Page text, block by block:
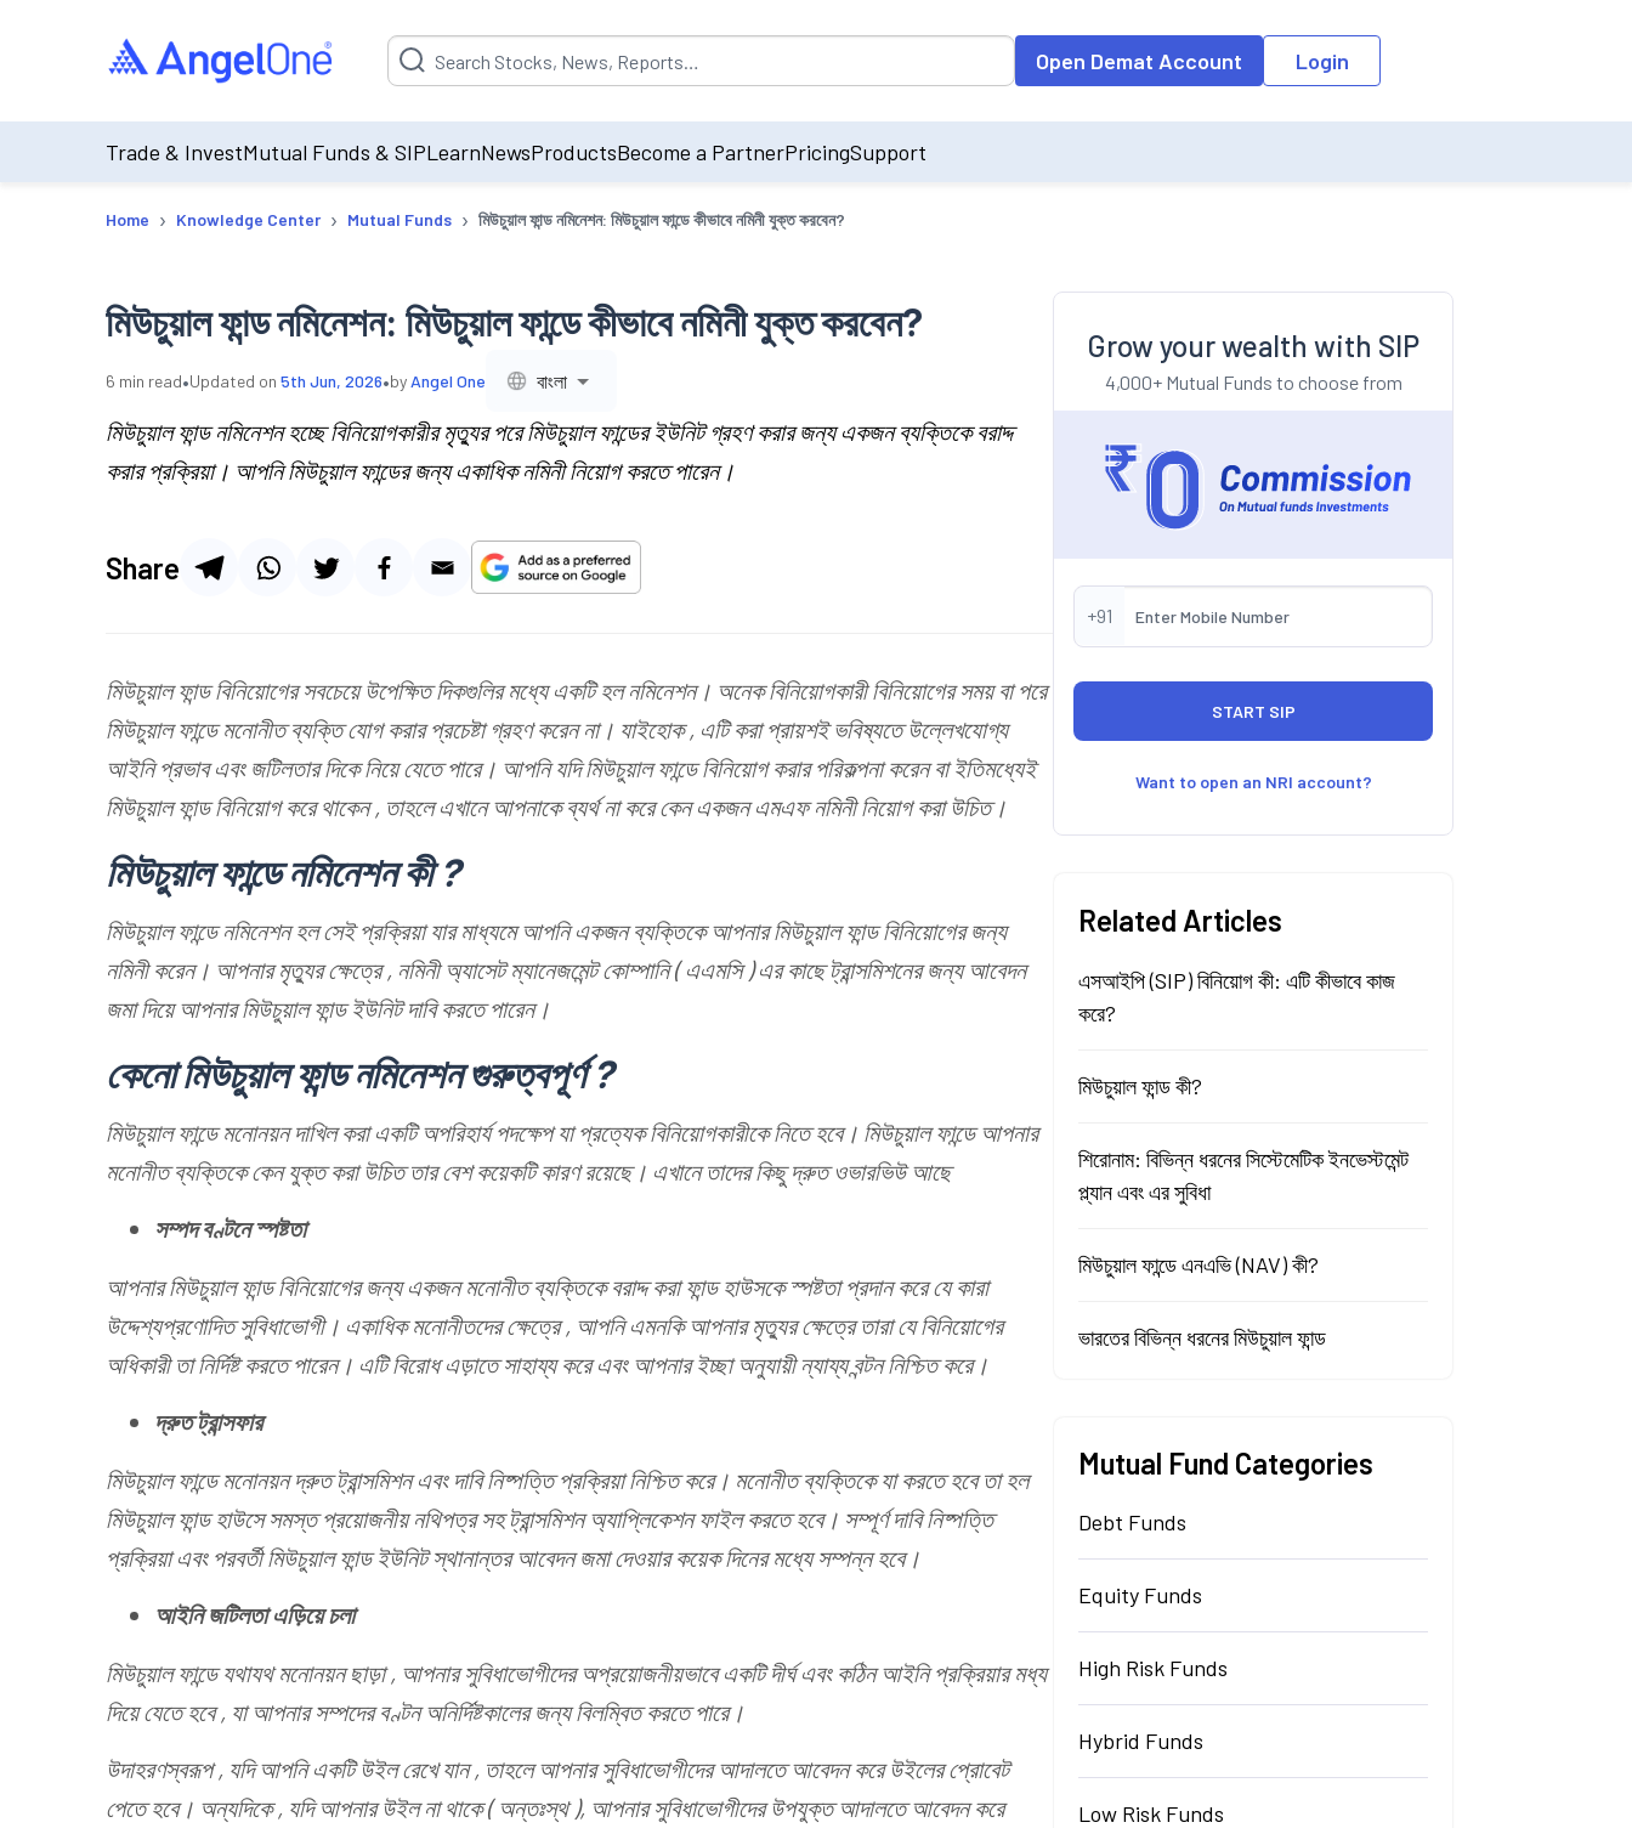
Suggestion will be populated by default on accessing the input field. On entering data into the input field, the suggestion list will be updated as per the
Open Demat Account Login
Trade & InvestMutual Funds & SIPLearnNewsProductsBecome a PartnerPricingSupport
Home › Knowledge Center › Mutual Funds › মিউচুয়াল ফান্ড নমিনেশন: মিউচুয়াল ফান্ডে কীভাবে নমিনী যুক্ত করবেন?
মিউচুয়াল ফান্ড নমিনেশন: মিউচুয়াল ফান্ডে কীভাবে নমিনী যুক্ত করবেন?
6 min read•Updated on 5th Jun, 2026•by Angel One বাংলা
মিউচুয়াল ফান্ড নমিনেশন হচ্ছে বিনিয়োগকারীর মৃত্যুর পরে মিউচুয়াল ফান্ডের ইউনিট গ্রহণ করার জন্য একজন ব্যক্তিকে বরাদ্দ
করার প্রক্রিয়া। আপনি মিউচুয়াল ফান্ডের জন্য একাধিক নমিনী নিয়োগ করতে পারেন।
Share
মিউচুয়াল ফান্ড বিনিয়োগের সবচেয়ে উপেক্ষিত দিকগুলির মধ্যে একটি হল নমিনেশন। অনেক বিনিয়োগকারী বিনিয়োগের সময় বা পরে
মিউচুয়াল ফান্ডে মনোনীত ব্যক্তি যোগ করার প্রচেষ্টা গ্রহণ করেন না। যাইহোক , এটি করা প্রায়শই ভবিষ্যতে উল্লেখযোগ্য
আইনি প্রভাব এবং জটিলতার দিকে নিয়ে যেতে পারে। আপনি যদি মিউচুয়াল ফান্ডে বিনিয়োগ করার পরিকল্পনা করেন বা ইতিমধ্যেই
মিউচুয়াল ফান্ড বিনিয়োগ করে থাকেন , তাহলে এখানে আপনাকে ব্যর্থ না করে কেন একজন এমএফ নমিনী নিয়োগ করা উচিত।
মিউচুয়াল ফান্ডে নমিনেশন কী ?
মিউচুয়াল ফান্ডে নমিনেশন হল সেই প্রক্রিয়া যার মাধ্যমে আপনি একজন ব্যক্তিকে আপনার মিউচুয়াল ফান্ড বিনিয়োগের জন্য
নমিনী করেন। আপনার মৃত্যুর ক্ষেত্রে , নমিনী অ্যাসেট ম্যানেজমেন্ট কোম্পানি ( এএমসি ) এর কাছে ট্রান্সমিশনের জন্য আবেদন
জমা দিয়ে আপনার মিউচুয়াল ফান্ড ইউনিট দাবি করতে পারেন।
কেনো মিউচুয়াল ফান্ড নমিনেশন গুরুত্বপূর্ণ ?
মিউচুয়াল ফান্ডে মনোনয়ন দাখিল করা একটি অপরিহার্য পদক্ষেপ যা প্রত্যেক বিনিয়োগকারীকে নিতে হবে। মিউচুয়াল ফান্ডে আপনার
মনোনীত ব্যক্তিকে কেন যুক্ত করা উচিত তার বেশ কয়েকটি কারণ রয়েছে। এখানে তাদের কিছু দ্রুত ওভারভিউ আছে
সম্পদ বণ্টনে স্পষ্টতা
আপনার মিউচুয়াল ফান্ড বিনিয়োগের জন্য একজন মনোনীত ব্যক্তিকে বরাদ্দ করা ফান্ড হাউসকে স্পষ্টতা প্রদান করে যে কারা
উদ্দেশ্যপ্রণোদিত সুবিধাভোগী। একাধিক মনোনীতদের ক্ষেত্রে , আপনি এমনকি আপনার মৃত্যুর ক্ষেত্রে তারা যে বিনিয়োগের
অধিকারী তা নির্দিষ্ট করতে পারেন। এটি বিরোধ এড়াতে সাহায্য করে এবং আপনার ইচ্ছা অনুযায়ী ন্যায্য বন্টন নিশ্চিত করে।
দ্রুত ট্রান্সফার
মিউচুয়াল ফান্ডে মনোনয়ন দ্রুত ট্রান্সমিশন এবং দাবি নিষ্পত্তি প্রক্রিয়া নিশ্চিত করে। মনোনীত ব্যক্তিকে যা করতে হবে তা হল
মিউচুয়াল ফান্ড হাউসে সমস্ত প্রয়োজনীয় নথিপত্র সহ ট্রান্সমিশন অ্যাপ্লিকেশন ফাইল করতে হবে। সম্পূর্ণ দাবি নিষ্পত্তি
প্রক্রিয়া এবং পরবর্তী মিউচুয়াল ফান্ড ইউনিট স্থানান্তর আবেদন জমা দেওয়ার কয়েক দিনের মধ্যে সম্পন্ন হবে।
আইনি জটিলতা এড়িয়ে চলা
মিউচুয়াল ফান্ডে যথাযথ মনোনয়ন ছাড়া , আপনার সুবিধাভোগীদের অপ্রয়োজনীয়ভাবে একটি দীর্ঘ এবং কঠিন আইনি প্রক্রিয়ার মধ্য
দিয়ে যেতে হবে , যা আপনার সম্পদের বণ্টন অনির্দিষ্টকালের জন্য বিলম্বিত করতে পারে।
উদাহরণস্বরূপ , যদি আপনি একটি উইল রেখে যান , তাহলে আপনার সুবিধাভোগীদের আদালতে আবেদন করে উইলের প্রোবেট
পেতে হবে। অন্যদিকে , যদি আপনার উইল না থাকে ( অন্তঃস্থ ), আপনার সুবিধাভোগীদের উপযুক্ত আদালতে আবেদন করে
Grow your wealth with SIP
4,000+ Mutual Funds to choose from
+91
Want to open an NRI account?
Related Articles
এসআইপি (SIP) বিনিয়োগ কী: এটি কীভাবে কাজ
করে?
মিউচুয়াল ফান্ড কী?
শিরোনাম: বিভিন্ন ধরনের সিস্টেমেটিক ইনভেস্টমেন্ট
প্ল্যান এবং এর সুবিধা
মিউচুয়াল ফান্ডে এনএভি (NAV) কী?
ভারতের বিভিন্ন ধরনের মিউচুয়াল ফান্ড
Mutual Fund Categories
Debt Funds
Equity Funds
High Risk Funds
Hybrid Funds
Low Risk Funds